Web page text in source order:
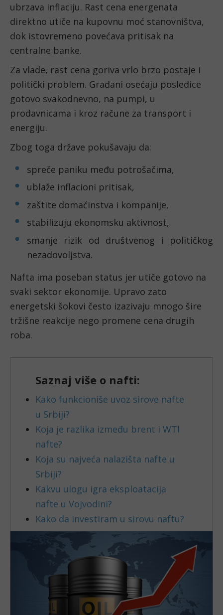
ubrzava inflaciju. Rast cena energenata
direktno utiče na kupovnu moć stanovništva,
dok istovremeno povećava pritisak na
centralne banke.
Za vlade, rast cena goriva vrlo brzo postaje i
politički problem. Građani osećaju posledice
gotovo svakodnevno, na pumpi, u
prodavnicama i kroz račune za transport i
energiju.
Zbog toga države pokušavaju da:
spreče paniku među potrošačima,
ublaže inflacioni pritisak,
zaštite domaćinstva i kompanije,
stabilizuju ekonomsku aktivnost,
smanje rizik od društvenog i političkog
nezadovoljstva.
Nafta ima poseban status jer utiče gotovo na
svaki sektor ekonomije. Upravo zato
energetski šokovi često izazivaju mnogo šire
tržišne reakcije nego promene cena drugih
roba.